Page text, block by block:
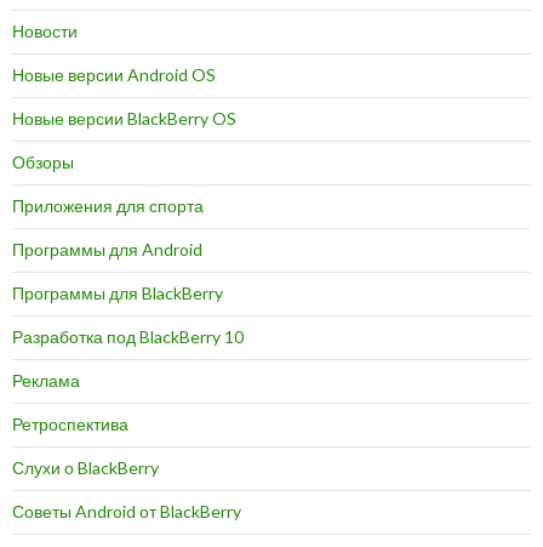
Новости
Новые версии Android OS
Новые версии BlackBerry OS
Обзоры
Приложения для спорта
Программы для Android
Программы для BlackBerry
Разработка под BlackBerry 10
Реклама
Ретроспектива
Слухи о BlackBerry
Советы Android от BlackBerry